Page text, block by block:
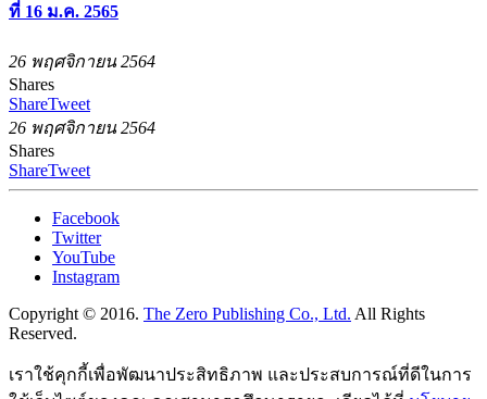
ที่ 16 ม.ค. 2565
26 พฤศจิกายน 2564
Shares
ShareTweet
26 พฤศจิกายน 2564
Shares
ShareTweet
Facebook
Twitter
YouTube
Instagram
Copyright © 2016. The Zero Publishing Co., Ltd. All Rights
Reserved.
เราใช้คุกกี้เพื่อพัฒนาประสิทธิภาพ และประสบการณ์ที่ดีในการ